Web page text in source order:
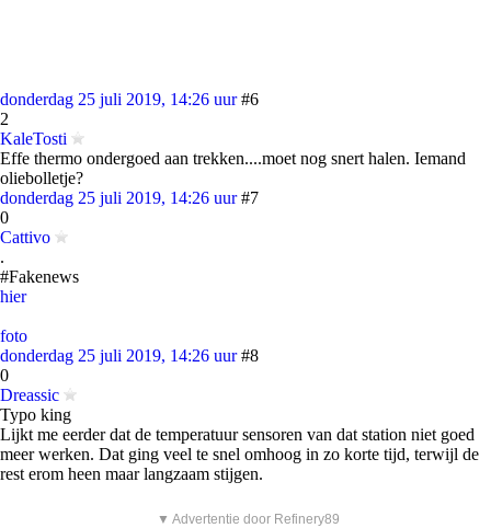
donderdag 25 juli 2019, 14:26 uur #6
2
KaleTosti
Effe thermo ondergoed aan trekken....moet nog snert halen. Iemand
oliebolletje?
donderdag 25 juli 2019, 14:26 uur #7
0
Cattivo
.
#Fakenews
hier
foto
donderdag 25 juli 2019, 14:26 uur #8
0
Dreassic
Typo king
Lijkt me eerder dat de temperatuur sensoren van dat station niet goed
meer werken. Dat ging veel te snel omhoog in zo korte tijd, terwijl de
rest erom heen maar langzaam stijgen.
▼ Advertentie door Refinery89